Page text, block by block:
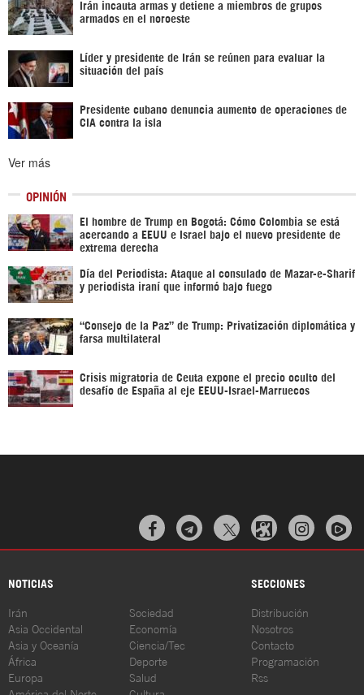
Irán incauta armas y detiene a miembros de grupos
armados en el noroeste
Líder y presidente de Irán se reúnen para evaluar la
situación del país
Presidente cubano denuncia aumento de operaciones de
CIA contra la isla
Ver más
OPINIÓN
El hombre de Trump en Bogotá: Cómo Colombia se está
acercando a EEUU e Israel bajo el nuevo presidente de
extrema derecha
Día del Periodista: Ataque al consulado de Mazar-e-Sharif
y periodista iraní que informó bajo fuego
“Consejo de la Paz” de Trump: Privatización diplomática y
farsa multilateral
Crisis migratoria de Ceuta expone el precio oculto del
desafío de España al eje EEUU-Israel-Marruecos
  
NOTICIAS SECCIONES
Irán
Asia Occidental
Asia y Oceanía
África
Europa
América del Norte
Sociedad
Economía
Ciencia/Tec
Deporte
Salud
Cultura
Distribución
Nosotros
Contacto
Programación
Rss